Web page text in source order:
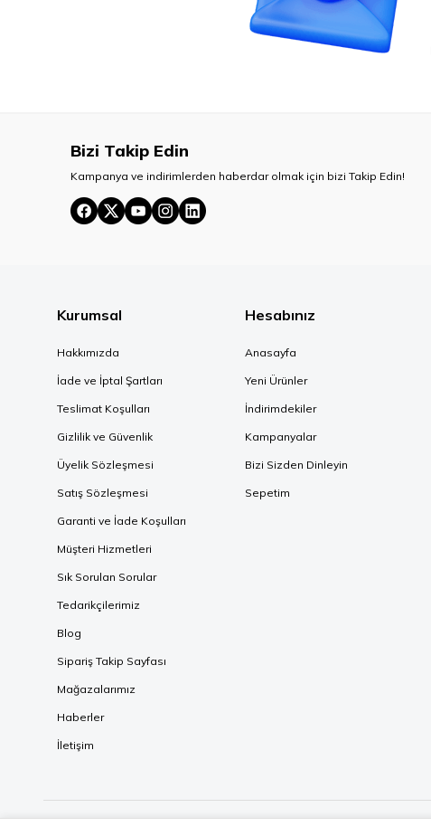
Bizi Takip Edin
Kampanya ve indirimlerden haberdar olmak için bizi Takip Edin!
Kurumsal
Hakkımızda
İade ve İptal Şartları
Teslimat Koşulları
Gizlilik ve Güvenlik
Üyelik Sözleşmesi
Satış Sözleşmesi
Garanti ve İade Koşulları
Müşteri Hizmetleri
Sık Sorulan Sorular
Tedarikçilerimiz
Blog
Sipariş Takip Sayfası
Mağazalarımız
Haberler
İletişim
Hesabınız
Anasayfa
Yeni Ürünler
İndirimdekiler
Kampanyalar
Bizi Sizden Dinleyin
Sepetim